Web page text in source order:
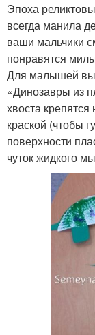
Эпоха
всегда манила
ваши мальчики
понравятся
Для малышей вы
«Динозавры из
хвоста крепятся
краской (чтобы
поверхности
чуток жидкого